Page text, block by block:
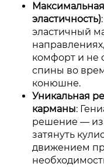
эластичность)
эластичный
комфорт и не
спины во
конюшне.
Уникальная
карманы:
решение —
затянуть
движением